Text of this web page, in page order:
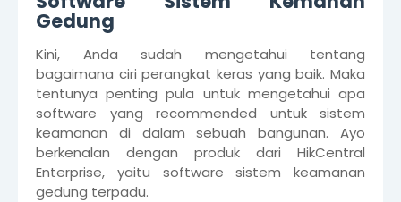
Gedung
Kini, Anda sudah mengetahui tentang
bagaimana ciri perangkat keras yang baik. Maka
tentunya penting pula untuk mengetahui apa
software yang recommended untuk sistem
keamanan di dalam sebuah bangunan. Ayo
berkenalan dengan produk dari HikCentral
Enterprise, yaitu software sistem keamanan
gedung terpadu.